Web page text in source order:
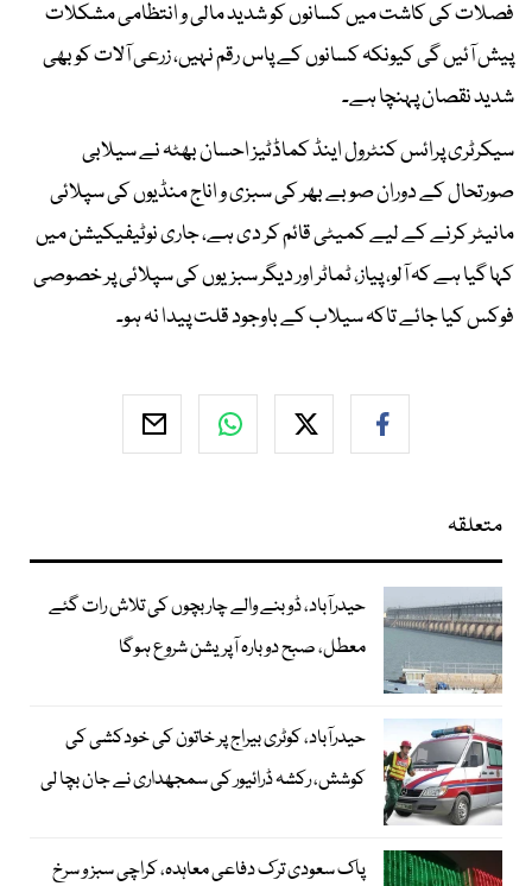
فصلات کی کاشت میں کسانوں کو شدید مالی و انتظامی مشکلات
پیش آئیں گی کیونکہ کسانوں کے پاس رقم نہیں، زرعی آلات کو بھی
شدید نقصان پہنچا ہے۔
سیکرٹری پرائس کنٹرول اینڈ کماڈٹیز احسان بھٹہ نے سیلابی
صورتحال کے دوران صوبے بھر کی سبزی و اناج منڈیوں کی سپلائی
مانیٹر کرنے کے لیے کمیٹی قائم کر دی ہے، جاری نوٹیفیکیشن میں
کہا گیا ہے کہ آلو، پیاز، ٹماٹر اور دیگر سبزیوں کی سپلائی پر خصوصی
فوکس کیا جائے تاکہ سیلاب کے باوجود قلت پیدا نہ ہو۔
متعلقہ
حیدرآباد، ڈوبنے والے چار بچوں کی تلاش رات گئے
معطل، صبح دوبارہ آپریشن شروع ہوگا
حیدرآباد، کوٹری بیراج پر خاتون کی خودکشی کی
کوشش، رکشہ ڈرائیور کی سمجھداری نے جان بچا لی
پاک سعودی ترک دفاعی معاہدہ، کراچی سبز و سرخ